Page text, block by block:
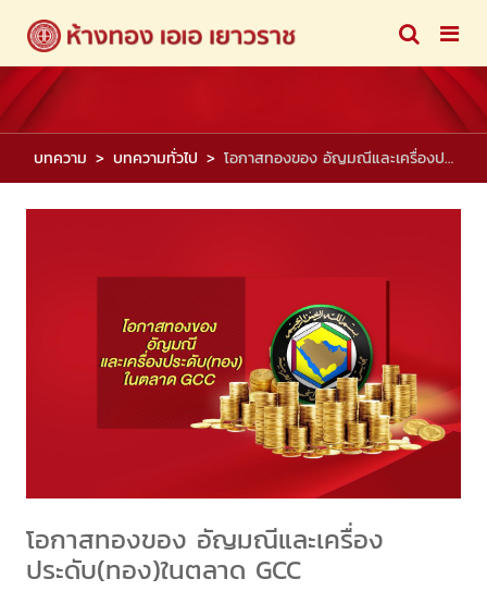
บทความ บทความทั่วไป โอกาสทองของ อัญมณีและเครื่องประดับ(ทอง)ในตลาด GCC
โอกาสทองของ อัญมณีและเครื่อง
ประดับ(ทอง)ในตลาด GCC